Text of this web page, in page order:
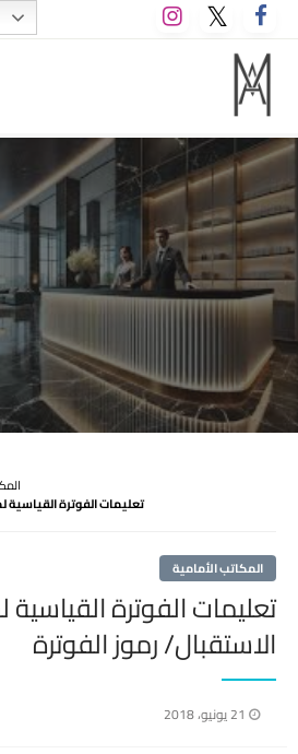
التخطي
إلى
المحتوى
M A hotels | إم ايه هوتيلز
الموقع الأول للعاملين في الفنادق في
تعليمات الفوترة
المكاتب الأمامية
تعليمات الفوترة
الاستقبال/ رموز الفوترة
نُشر
21 يونيو، 2018